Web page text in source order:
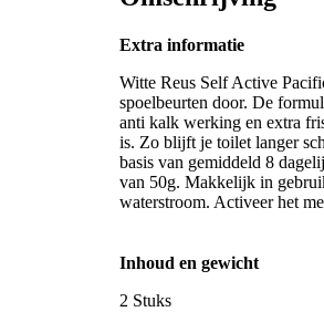
Extra informatie
Witte Reus Self Active
spoelbeurten door. De
anti kalk werking en extra
is. Zo blijft je toilet langer
basis van gemiddeld 8
van 50g. Makkelijk in
waterstroom. Activeer het
Inhoud en gewicht
2 Stuks